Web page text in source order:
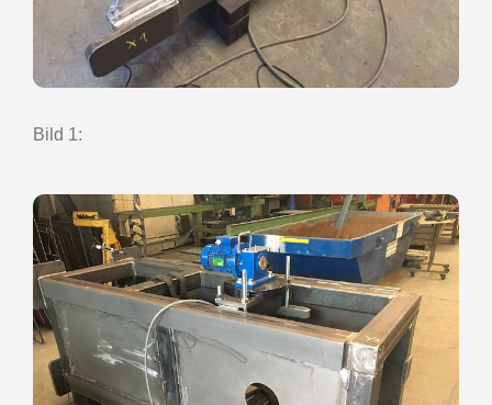
Bild 1: